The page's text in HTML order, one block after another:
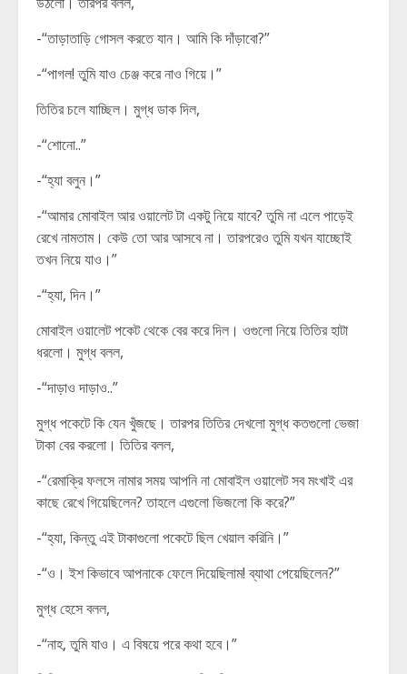
-“তাড়াতাড়ি গোসল করতে যান। আমি কি দাঁড়াবো?”
-“পাগল! তুমি যাও চেঞ্জ করে নাও গিয়ে।”
তিতির চলে যাচ্ছিল। মুগ্ধ ডাক দিল,
-“শোনো..”
-“হ্যা বলুন।”
-“আমার মোবাইল আর ওয়ালেট টা একটু নিয়ে যাবে? তুমি না এলে পাড়েই
রেখে নামতাম। কেউ তো আর আসবে না। তারপরেও তুমি যখন যাচ্ছোই
তখন নিয়ে যাও।”
-“হ্যা, দিন।”
মোবাইল ওয়ালেট পকেট থেকে বের করে দিল। ওগুলো নিয়ে তিতির হাটা
ধরলো। মুগ্ধ বলল,
-“দাড়াও দাড়াও..”
মুগ্ধ পকেটে কি যেন খুঁজছে। তারপর তিতির দেখলো মুগ্ধ কতগুলো ভেজা
টাকা বের করলো। তিতির বলল,
-“রেমাক্রি ফলসে নামার সময় আপনি না মোবাইল ওয়ালেট সব মংখাই এর
কাছে রেখে গিয়েছিলেন? তাহলে এগুলো ভিজলো কি করে?”
-“হ্যা, কিন্তু এই টাকাগুলো পকেটে ছিল খেয়াল করিনি।”
-“ও। ইশ কিভাবে আপনাকে ফেলে দিয়েছিলাম! ব্যাথা পেয়েছিলেন?”
মুগ্ধ হেসে বলল,
-“নাহ, তুমি যাও। এ বিষয়ে পরে কথা হবে।”